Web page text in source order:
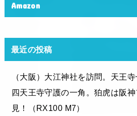
Amazon
最近の投稿
（大阪）大江神社を訪問。天王
四天王寺守護の一角。狛虎は阪
見！（RX100 M7）